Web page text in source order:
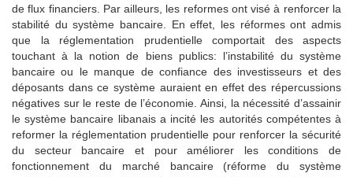
de flux financiers. Par ailleurs, les reformes ont visé à renforcer la
stabilité du système bancaire. En effet, les réformes ont admis
que la réglementation prudentielle comportait des aspects
touchant à la notion de biens publics: l’instabilité du système
bancaire ou le manque de confiance des investisseurs et des
déposants dans ce système auraient en effet des répercussions
négatives sur le reste de l’économie. Ainsi, la nécessité d’assainir
le système bancaire libanais a incité les autorités compétentes à
reformer la réglementation prudentielle pour renforcer la sécurité
du secteur bancaire et pour améliorer les conditions de
fonctionnement du marché bancaire (réforme du système